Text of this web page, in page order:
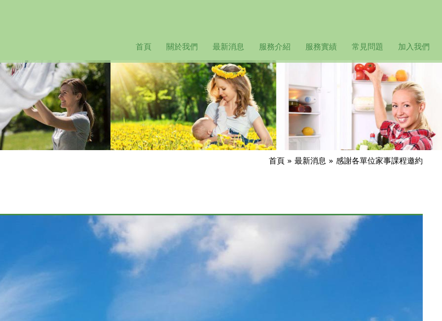
首頁 關於我們 最新消息 服務介紹 服務實績 常見問題 加入我們
首頁 » 最新消息 » 感謝各單位家事課程邀約